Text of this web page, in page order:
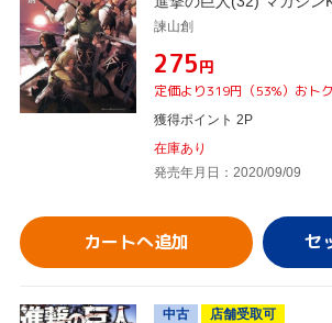
諫山創
¥275円
定価より319円（53%）おトク
獲得ポイント 2P
在庫あり
発売年月日：2020/09/09
カートへ追加
中古
店舗受取可